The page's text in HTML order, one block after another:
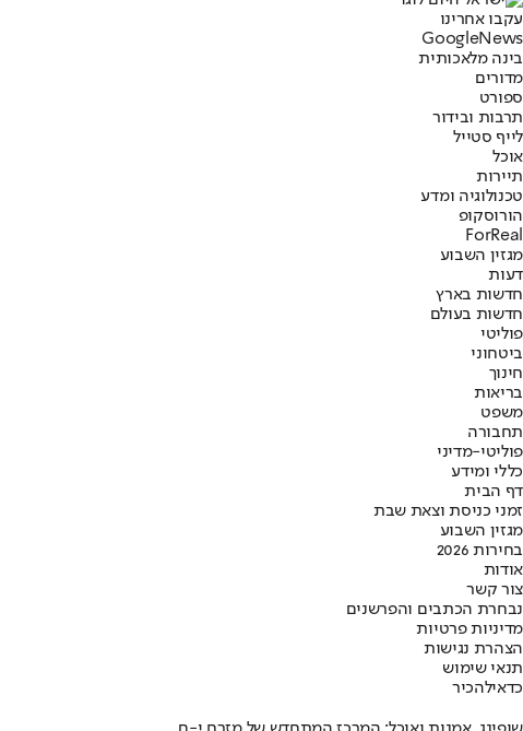
עקבו אחרינו
Googl eNews
בינה מלאכותית
מדורים
ספורט
תרבות ובידור
לייף סטייל
אוכל
תיירות
טכנולוגיה ומדע
הורוסקופ
ForReal
מגזין השבוע
דעות
חדשות בארץ
חדשות בעולם
פוליטי
ביטחוני
חינוך
בריאות
משפט
תחבורה
פוליטי-מדיני
כללי ומידע
דף הבית
זמני כניסת וצאת שבת
מגזין השבוע
בחירות 2026
אודות
צור קשר
נבחרת הכתבים והפרשנים
מדיניות פרטיות
הצהרת נגישות
תנאי שימוש
כדאילהכיר